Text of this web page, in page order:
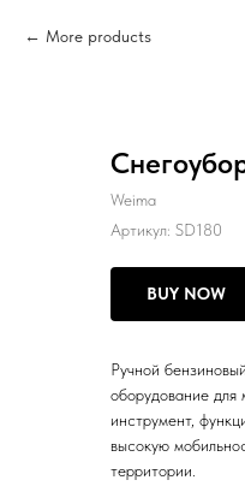
More products
Weima
Артикул: SD180
BUY NOW
Ручной
оборудование
инструмент,
высокую
территории.